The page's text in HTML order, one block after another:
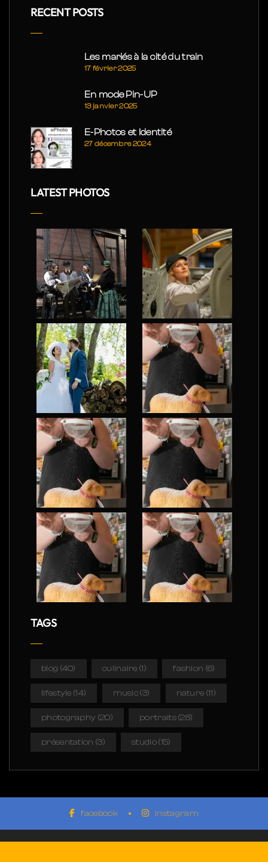
RECENT POSTS
Les mariés à la cité du train
17 février 2025
En mode Pin-UP
13 janvier 2025
E-Photos et Identité
27 décembre 2024
LATEST PHOTOS
TAGS
blog (40) culinaire (1) fashion (6)
lifestyle (14) music(3) nature (11)
photography (20) portraits(28)
présentation (3) studio(15)
facebook instagram